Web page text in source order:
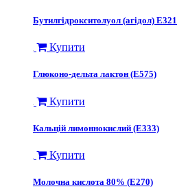
Бутилгідрокситолуол (агідол) E321
Купити
Глюконо-дельта лактон (Е575)
Купити
Кальцій лимоннокислий (Е333)
Купити
Молочна кислота 80% (Е270)